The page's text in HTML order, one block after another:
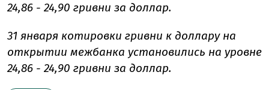
24,86 - 24,90 гривни за доллар.
31 января котировки гривни к доллару на
открытии межбанка установились на уровне
24,86 - 24,90 гривни за доллар.